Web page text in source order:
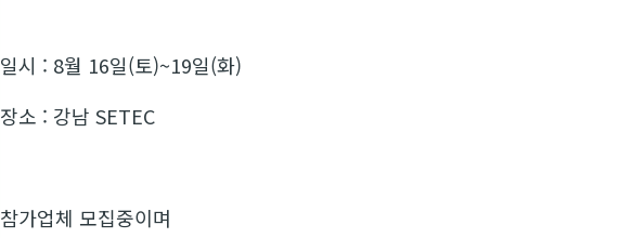
일시 : 8월 16일(토)~19일(화)
장소 : 강남 SETEC
참가업체 모집중이며